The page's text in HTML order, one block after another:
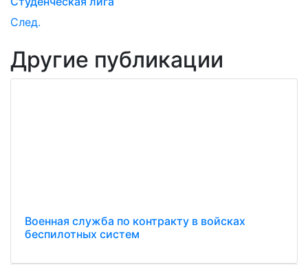
След.
Другие публикации
Военная служба по контракту в войсках
беспилотных систем